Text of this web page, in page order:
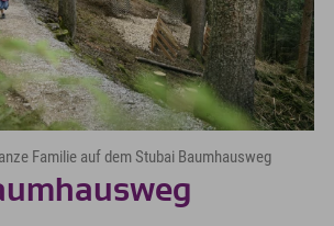
Familie auf dem Stubai Baumhausweg